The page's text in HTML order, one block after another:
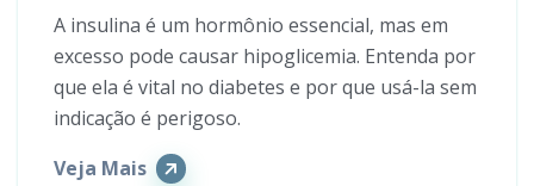
A insulina é um hormônio essencial, mas em
excesso pode causar hipoglicemia. Entenda por
que ela é vital no diabetes e por que usá-la sem
indicação é perigoso.
Veja Mais